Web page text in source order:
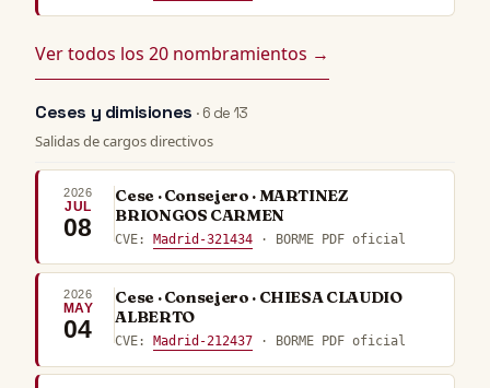
Ver todos los 20 nombramientos →
Ceses y dimisiones · 6 de 13
Salidas de cargos directivos
2026
JUL
08
Cese · Consejero · MARTINEZ
BRIONGOS CARMEN
CVE:Madrid-321434 · BORME PDF oficial
2026
MAY
04
Cese · Consejero · CHIESA CLAUDIO
ALBERTO
CVE: Madrid-212437 · BORME PDF oficial